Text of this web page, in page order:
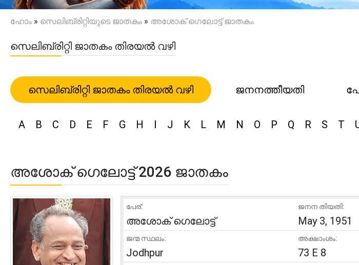
ഹോം » സെലിബ്രിറ്റിയുടെ ജാതകം » അശോക് ഗെലോട്ട് ജാതകം
സെലിബ്രിറ്റി ജാതകം തിരയൽ വഴി
സെലിബ്രിറ്റി ജാതകം തിരയൽ വഴി ജനനത്തീയതി
A B C D E F G H I J K L M N O P Q R S T
അശോക് ഗെലോട്ട് 2026 ജാതകം
പേര്:
അശോക് ഗെലോട്ട്
ജനന തിയതി:
May 3, 1951
ജന്മ സ്ഥലം:
Jodhpur
അക്ഷാംശം:
73 E 8